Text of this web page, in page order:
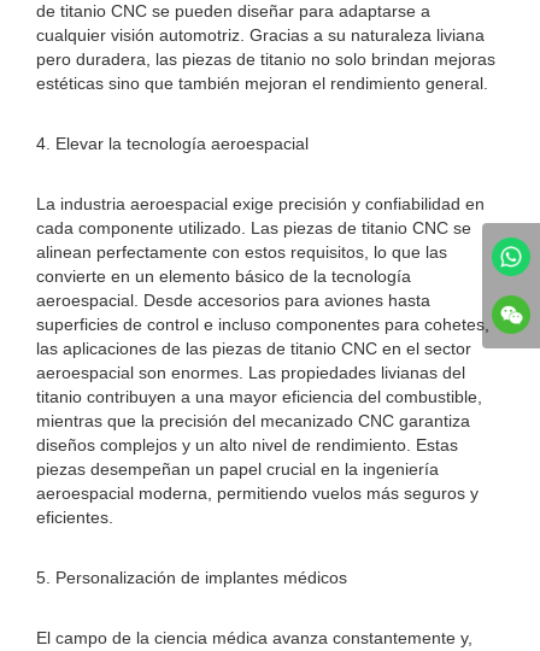
de titanio CNC se pueden diseñar para adaptarse a
cualquier visión automotriz. Gracias a su naturaleza liviana
pero duradera, las piezas de titanio no solo brindan mejoras
estéticas sino que también mejoran el rendimiento general.
4. Elevar la tecnología aeroespacial
La industria aeroespacial exige precisión y confiabilidad en
cada componente utilizado. Las piezas de titanio CNC se
alinean perfectamente con estos requisitos, lo que las
convierte en un elemento básico de la tecnología
aeroespacial. Desde accesorios para aviones hasta
superficies de control e incluso componentes para cohetes,
las aplicaciones de las piezas de titanio CNC en el sector
aeroespacial son enormes. Las propiedades livianas del
titanio contribuyen a una mayor eficiencia del combustible,
mientras que la precisión del mecanizado CNC garantiza
diseños complejos y un alto nivel de rendimiento. Estas
piezas desempeñan un papel crucial en la ingeniería
aeroespacial moderna, permitiendo vuelos más seguros y
eficientes.
5. Personalización de implantes médicos
El campo de la ciencia médica avanza constantemente y,